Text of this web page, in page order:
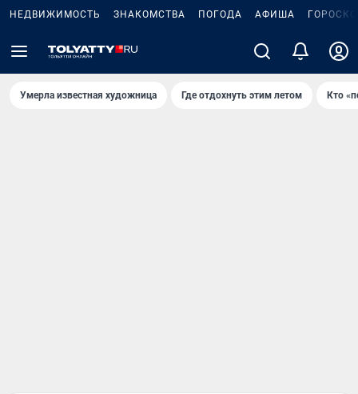
НЕДВИЖИМОСТЬ ЗНАКОМСТВА ПОГОДА АФИША
Умерла известная художница Где отдохнуть этим летом Кто